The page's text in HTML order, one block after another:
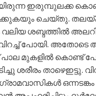
ഇരുമ്പുലക്ക
ചെയ്തു.
വലിയ ശബ്ദത്തില്‍
വിറച്ച് പോയി.
മുകളില്‍ കൊണ്ട്
ശരീരം താഴെഇട്ടു.
ഒന്നടങ്കം